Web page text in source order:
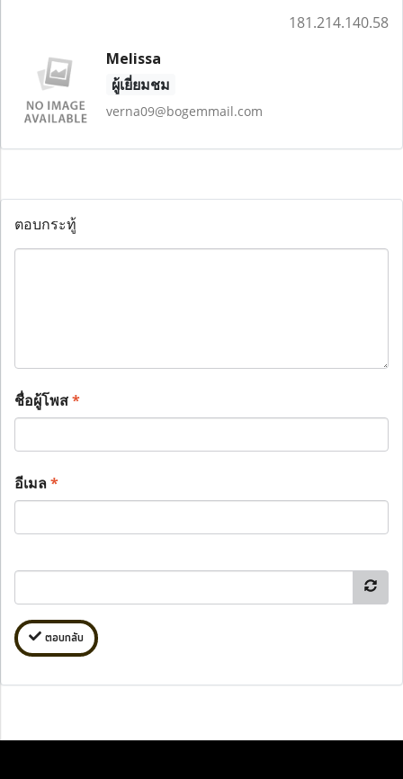
181.214.140.58
Melissa
ผู้เยี่ยมชม
verna09@bogemmail.com
ตอบกระทู้
ชื่อผู้โพส*
อีเมล*
ตอบกลับ